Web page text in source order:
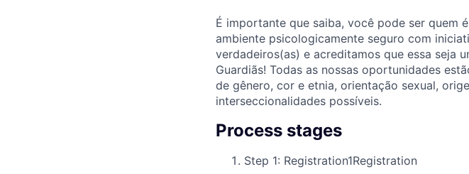
É importante que saiba, você pode ser quem
ambiente psicologicamente seguro com
verdadeiros(as) e acreditamos que essa seja
Guardiãs! Todas as nossas oportunidades
de gênero, cor e etnia, orientação sexual,
interseccionalidades possíveis.
Process stages
Step 1: Registration1Registration